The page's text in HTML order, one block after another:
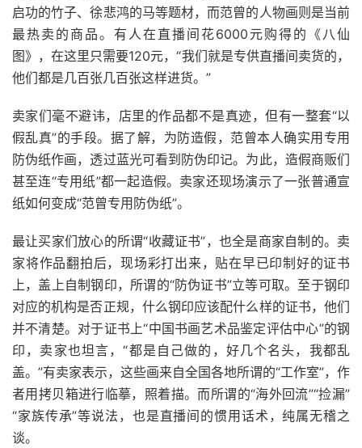
启功的竹子、徐悲鸿的马等题材，而范曾的人物画则是当前
最热卖的商品。有人在直播间花6000元购得的《八仙
图》，在这里只需要120元，“我们就是专供直播间卖货的，
他们都是几百张几百张这样进货。”
卖家们毫不避讳，店里的作品都不是真迹，但有一整套“以
假乱真”的手段。据了解，为防造假，范曾本人确实用专用
防伪纸作画，透过蓝光可看到防伪印记。为此，造假商贩们
甚至连“专用纸”都一起造假。卖家还现场演示了一张普通宣
纸如何变成“范曾专用防伪纸”。
最让买家们放心的所谓“收藏证书”，也全是商家自制的。卖
家将作品翻拍后，现场彩打出来，贴在早已印制好的证书
上，盖上自制钢印，所谓的“防伪证书”立等可取。至于钢印
对应的机构是否正规，什么钢印应该配什么样的证书，他们
并不清楚。对于证书上“中国书画艺术品鉴定评估中心”的钢
印，卖家也坦言，“都是自己做的，好几个名头，我都乱
盖。”有卖家表示，这些画来自全国各地所谓的“工作室”，作
者用拷贝箱进行临摹，照着描。而所谓的“海外回流”“捡漏”
“家族传承”等说法，也是直播间的惯用话术，纯属无稽之
谈。